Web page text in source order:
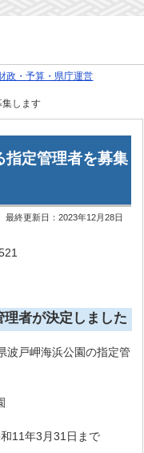
政・予算・県庁運営
集します
指定管理者を募集
最終更新日：2023年12月28日
者が決定しました
波戸岬海浜公園の指定管
年3月31日まで